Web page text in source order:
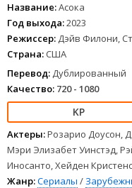
Название:Асока
Год выхода:2023
Режиссер: Дэйв Филони,
Страна: США
Перевод: Дублированный
Качество: 720 - 1080
Актеры:Розарио Доусон,
Мэри Элизабет Уинстэд,
Иносанто, Хейден
Жанр:Сериалы /